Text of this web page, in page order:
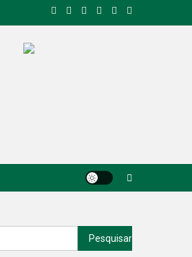
Pesquisar
por: